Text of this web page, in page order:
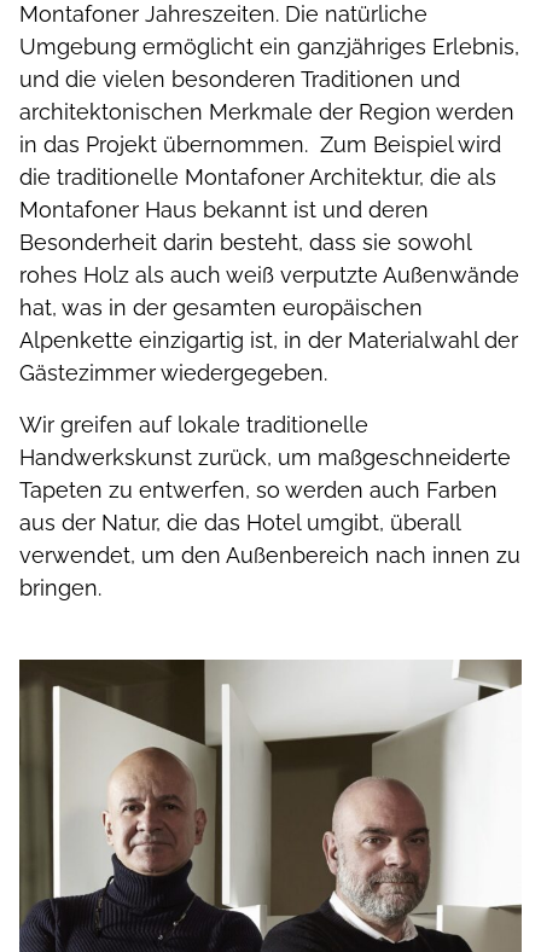
Montafoner Jahreszeiten. Die natürliche
Umgebung ermöglicht ein ganzjähriges Erlebnis,
und die vielen besonderen Traditionen und
architektonischen Merkmale der Region werden
in das Projekt übernommen. Zum Beispiel wird
die traditionelle Montafoner Architektur, die als
Montafoner Haus bekannt ist und deren
Besonderheit darin besteht, dass sie sowohl
rohes Holz als auch weiß verputzte Außenwände
hat, was in der gesamten europäischen
Alpenkette einzigartig ist, in der Materialwahl der
Gästezimmer wiedergegeben.
Wir greifen auf lokale traditionelle
Handwerkskunst zurück, um maßgeschneiderte
Tapeten zu entwerfen, so werden auch Farben
aus der Natur, die das Hotel umgibt, überall
verwendet, um den Außenbereich nach innen zu
bringen.